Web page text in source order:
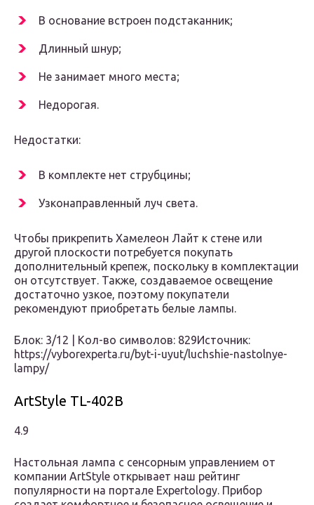
В основание встроен подстаканник;
Длинный шнур;
Не занимает много места;
Недорогая.
Недостатки:
В комплекте нет струбцины;
Узконаправленный луч света.
Чтобы прикрепить Хамелеон Лайт к стене или
другой плоскости потребуется покупать
дополнительный крепеж, поскольку в комплектации
он отсутствует. Также, создаваемое освещение
достаточно узкое, поэтому покупатели
рекомендуют приобретать белые лампы.
Блок: 3/12 | Кол-во символов: 829Источник:
https://vyborexperta.ru/byt-i-uyut/luchshie-nastolnye-
lampy/
ArtStyle TL-402B
4.9
Настольная лампа с сенсорным управлением от
компании ArtStyle открывает наш рейтинг
популярности на портале Expertology. Прибор